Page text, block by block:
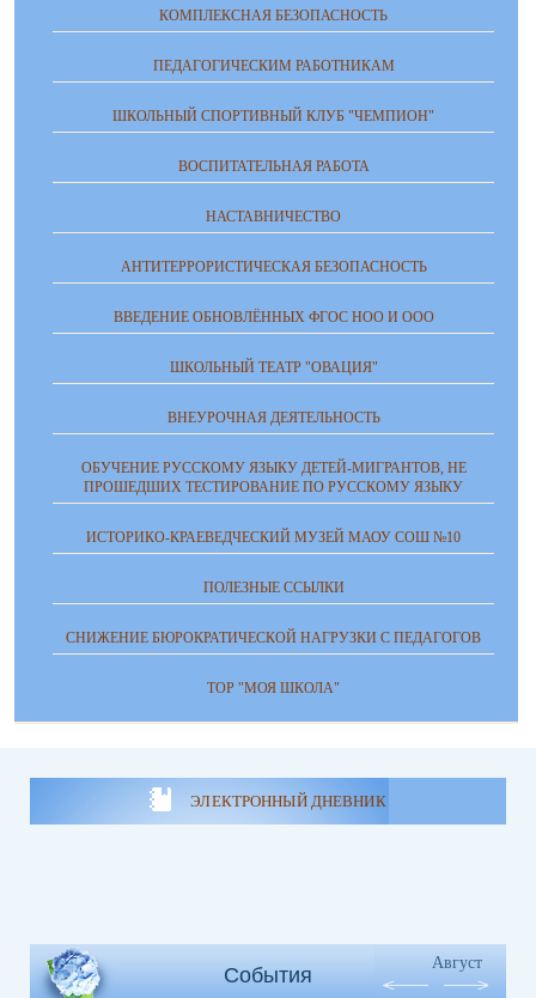
КОМПЛЕКСНАЯ БЕЗОПАСНОСТЬ
ПЕДАГОГИЧЕСКИМ РАБОТНИКАМ
ШКОЛЬНЫЙ СПОРТИВНЫЙ КЛУБ "ЧЕМПИОН"
ВОСПИТАТЕЛЬНАЯ РАБОТА
НАСТАВНИЧЕСТВО
АНТИТЕРРОРИСТИЧЕСКАЯ БЕЗОПАСНОСТЬ
ВВЕДЕНИЕ ОБНОВЛЁННЫХ ФГОС НОО И ООО
ШКОЛЬНЫЙ ТЕАТР "ОВАЦИЯ"
ВНЕУРОЧНАЯ ДЕЯТЕЛЬНОСТЬ
ОБУЧЕНИЕ РУССКОМУ ЯЗЫКУ ДЕТЕЙ-МИГРАНТОВ, НЕ
ПРОШЕДШИХ ТЕСТИРОВАНИЕ ПО РУССКОМУ ЯЗЫКУ
ИСТОРИКО-КРАЕВЕДЧЕСКИЙ МУЗЕЙ МАОУ СОШ №10
ПОЛЕЗНЫЕ ССЫЛКИ
СНИЖЕНИЕ БЮРОКРАТИЧЕСКОЙ НАГРУЗКИ С ПЕДАГОГОВ
ТОР "МОЯ ШКОЛА"
ЭЛЕКТРОННЫЙ ДНЕВНИК
События
Август